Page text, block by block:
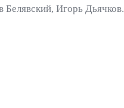
Игорь Дьячков.